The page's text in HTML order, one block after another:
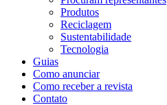
Produtos
Reciclagem
Sustentabilidade
Tecnologia
Guias
Como anunciar
Como receber a revista
Contato